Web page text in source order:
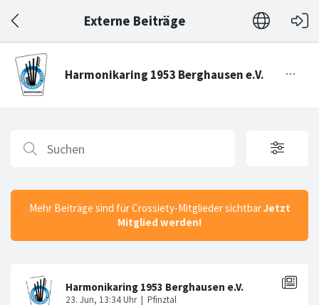
Externe Beiträge
Mehr Beiträge sind für Crossiety-Mitglieder sichtbarJetzt
Mitglied werden!